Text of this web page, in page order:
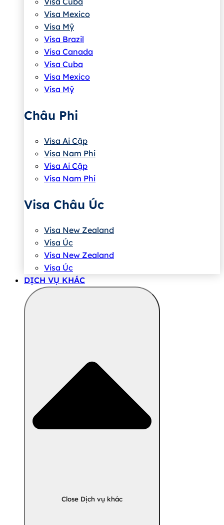
Visa Mexico
Visa Mỹ
Visa Brazil
Visa Canada
Visa Cuba
Visa Mexico
Visa Mỹ
Châu Phi
Visa Ai Cập
Visa Nam Phi
Visa Ai Cập
Visa Nam Phi
Visa Châu Úc
Visa New Zealand
Visa Úc
Visa New Zealand
Visa Úc
DỊCH VỤ KHÁC
Close Dịch vụ khác